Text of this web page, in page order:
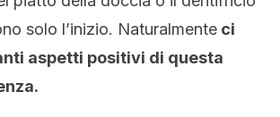
solo l’inizio. Naturalmente ci
aspetti positivi di questa